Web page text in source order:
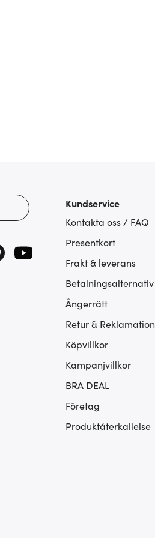
Kundservice
Kontakta oss / FAQ
Presentkort
Frakt & leverans
Betalningsalternativ
Ångerrätt
Retur & Reklamation
Köpvillkor
Kampanjvillkor
BRA DEAL
Företag
Produktåterkallelse